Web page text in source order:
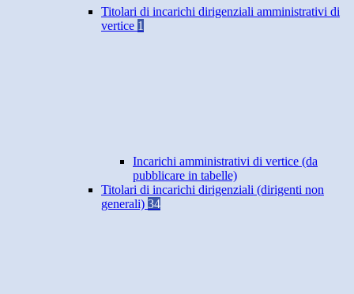
Titolari di incarichi dirigenziali amministrativi di
vertice 1
Incarichi amministrativi di vertice (da
pubblicare in tabelle)
Titolari di incarichi dirigenziali (dirigenti non
generali) 34